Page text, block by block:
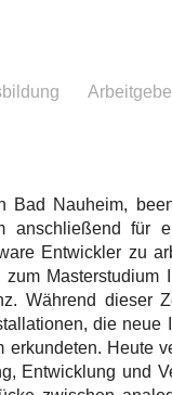
Bad Nauheim,
anschließend für
Entwickler zu
Masterstudium
Während dieser
die neue
erkundeten. Heute
Entwicklung und